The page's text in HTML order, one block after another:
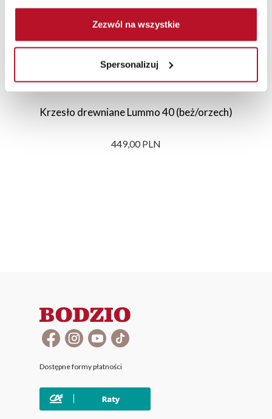
Zezwól na wszystkie
Spersonalizuj
Krzesło drewniane Lummo 40 (beż/orzech)
449,00 PLN
Dostępne formy płatności